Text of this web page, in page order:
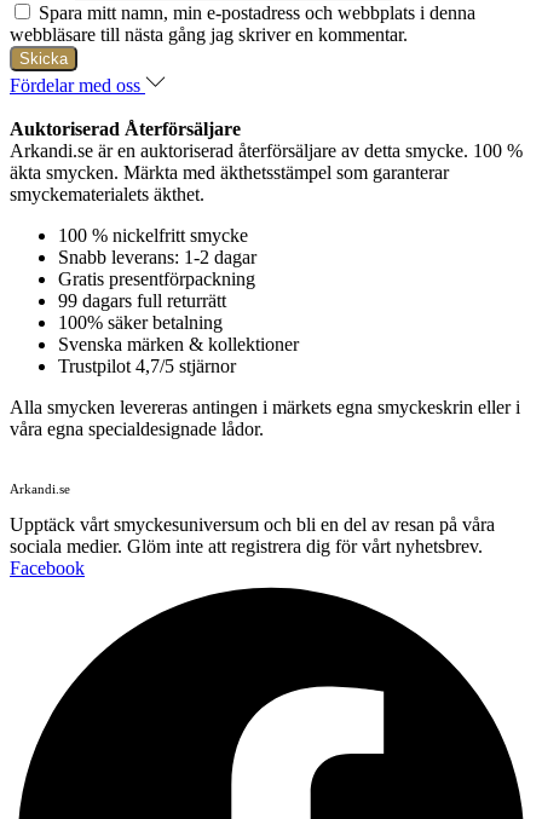
Spara mitt namn, min e-postadress och webbplats i denna
webbläsare till nästa gång jag skriver en kommentar.
Fördelar med oss
Auktoriserad Återförsäljare
Arkandi.se är en auktoriserad återförsäljare av detta smycke. 100 %
äkta smycken. Märkta med äkthetsstämpel som garanterar
smyckematerialets äkthet.
100 % nickelfritt smycke
Snabb leverans: 1-2 dagar
Gratis presentförpackning
99 dagars full returrätt
100% säker betalning
Svenska märken & kollektioner
Trustpilot 4,7/5 stjärnor
Alla smycken levereras antingen i märkets egna smyckeskrin eller i
våra egna specialdesignade lådor.
Arkandi.se
Upptäck vårt smyckesuniversum och bli en del av resan på våra
sociala medier. Glöm inte att registrera dig för vårt nyhetsbrev.
Facebook